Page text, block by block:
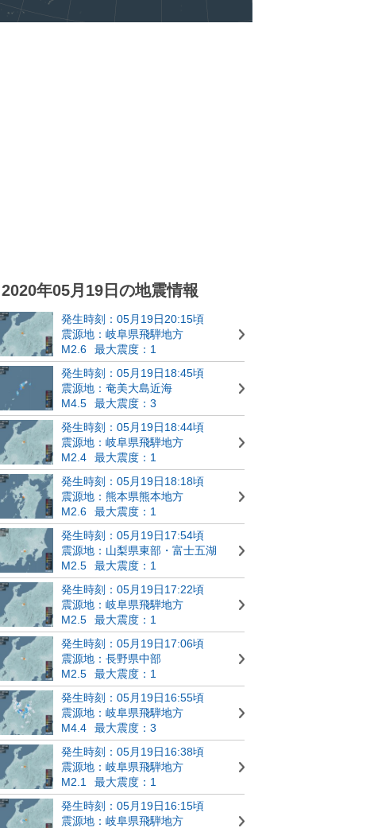
2020年05月19日の地震情報
発生時刻：05月19日20:15頃
震源地：岐阜県飛騨地方
M2.6
最大震度：1
発生時刻：05月19日18:45頃
震源地：奄美大島近海
M4.5
最大震度：3
発生時刻：05月19日18:44頃
震源地：岐阜県飛騨地方
M2.4
最大震度：1
発生時刻：05月19日18:18頃
震源地：熊本県熊本地方
M2.6
最大震度：1
発生時刻：05月19日17:54頃
震源地：山梨県東部・富士五湖
M2.5
最大震度：1
発生時刻：05月19日17:22頃
震源地：岐阜県飛騨地方
M2.5
最大震度：1
発生時刻：05月19日17:06頃
震源地：長野県中部
M2.5
最大震度：1
発生時刻：05月19日16:55頃
震源地：岐阜県飛騨地方
M4.4
最大震度：3
発生時刻：05月19日16:38頃
震源地：岐阜県飛騨地方
M2.1
最大震度：1
発生時刻：05月19日16:15頃
震源地：岐阜県飛騨地方